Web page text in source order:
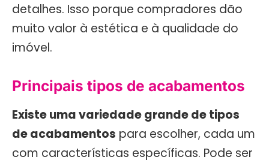
detalhes. Isso porque compradores dão
muito valor à estética e à qualidade do
imóvel.
Principais tipos de acabamentos
Existe uma variedade grande de tipos
de acabamentos para escolher, cada um
com características específicas. Pode ser